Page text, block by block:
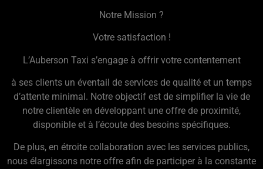
Notre Mission ?
Votre satisfaction !
L’Auberson Taxi s’engage à offrir votre contentement
à ses clients un éventail de services de qualité et un temps
d’attente minimal. Notre objectif est de simplifier la vie de
notre clientèle en développant une offre de proximité,
disponible et à l’écoute des besoins spécifiques.
De plus, en étroite collaboration avec les services publics,
nous élargissons notre offre afin de participer à la constante